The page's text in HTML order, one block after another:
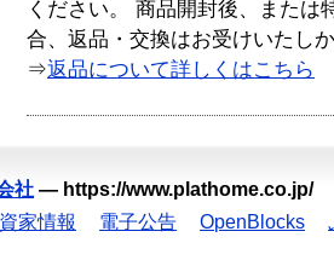
ください。 商品開封後、または
合、返品・交換はお受けいたし
⇒返品について詳しくはこちら
社 — https://www.plathome.co.jp/
家情報 電子公告 OpenBlocks